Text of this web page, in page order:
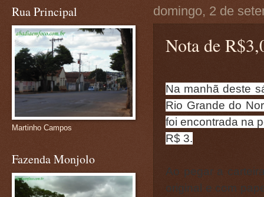
domingo, 2 de
Nota de
Na manhã deste
Rio Grande do
foi encontrada na
R$ 3.
Ao pegar a
original e com
Rua Principal
Martinho Campos
Fazenda Monjolo